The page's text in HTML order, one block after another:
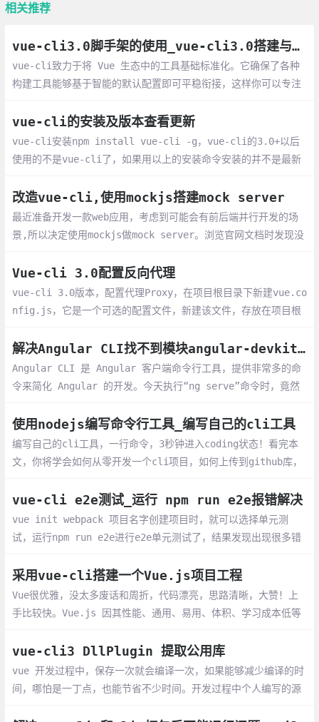
相关推荐
vue-cli3.0脚手架的使用_vue-cli3.0搭建与配置(vue.config.js)
vue-cli致力于将 Vue 生态中的工具基础标准化。它确保了各种
构建工具能够基于智能的默认配置即可平稳衔接，这样你可以专注
也为每个工具提供了调整配置的灵活性，无需 eject
vue-cli的安装及版本查看更新
vue-cli安装npm install vue-cli -g，vue-cli的3.0+以后
使用的不是vue-cli了，如果用以上的安装命令安装的并不是最新
vue/cli -g
改造vue-cli,使用mockjs搭建mock server
最近准备开发一款web应用，考虑到可能会有前后端并行开发的场
景,所以决定使用mockjs做mock server。浏览官网文档时发现没
要独立于后端并行开发时,后端接口还没有完成,那么前端怎么获取
数据？
Vue-cli 3.0配置反向代理
vue-cli 3.0版本，配置代理Proxy，在项目根目录下新建vue.co
nfig.js，它是一个可选的配置文件，新建该文件，存放在项目根
解决Angular CLI找不到模块angular-devkit/build-angular的问题
Angular CLI 是 Angular 客户端命令行工具，提供非常多的命
令来简化 Angular 的开发。今天执行“ng serve”命令时，竟然
使用nodejs编写命令行工具_编写自己的cli工具
编写自己的cli工具，一行命令，3秒钟进入coding状态！看完本
文，你将学会如何从零开发一个cli项目，如何上传到github库，
vue-cli e2e测试_运行 npm run e2e报错解决
vue init webpack 项目名字创建项目时，就可以选择单元测
试，运行npm run e2e进行e2e单元测试了，结果发现出现很多错
采用vue-cli搭建一个Vue.js项目工程
Vue很优雅，没太多废话和周折，代码漂亮，思路清晰，大赞！上
手比较快。Vue.js 因其性能、通用、易用、体积、学习成本低等
vue-cli3 DllPlugin 提取公用库
vue 开发过程中，保存一次就会编译一次，如果能够减少编译的时
间，哪怕是一丁点，也能节省不少时间。开发过程中个人编写的源